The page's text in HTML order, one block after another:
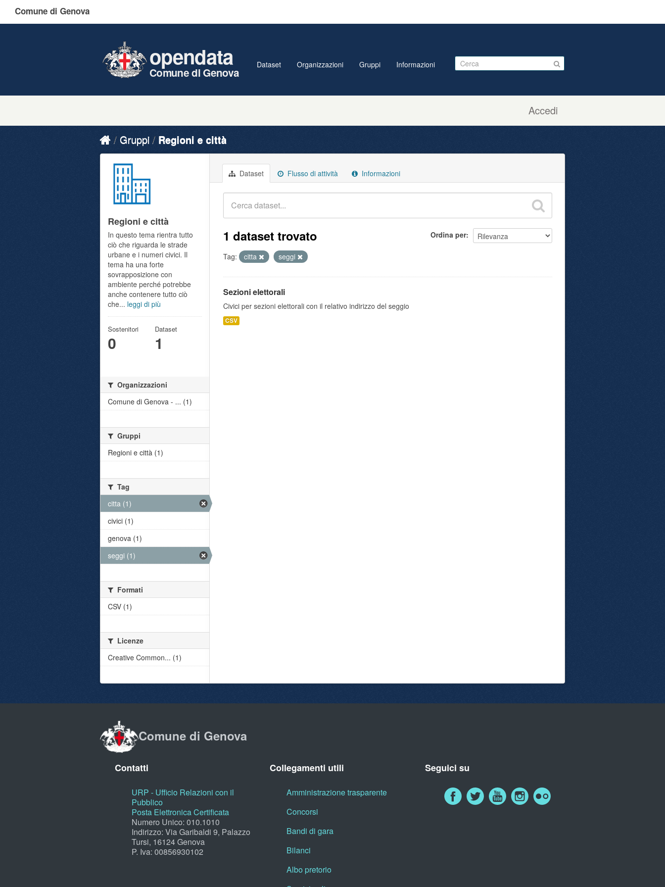
Comune di Genova
Accedi
opendata
Comune di Genova
Dataset Organizzazioni Gruppi Informazioni
Gruppi Regioni e città
Dataset Flusso di attività Informazioni
Ordina per
1 dataset trovato
Tag: citta seggi
Sezioni elettorali
Civici per sezioni elettorali con il relativo indirizzo del seggio
CSV
Regioni e città
In questo tema rientra tutto
ciò che riguarda le strade
urbane e i numeri civici. Il
tema ha una forte
sovrapposizione con
ambiente perché potrebbe
anche contenere tutto ciò
che... leggi di più
Sostenitori
0
Dataset
1
Organizzazioni
Comune di Genova - ... (1)
Gruppi
Regioni e città (1)
Tag
citta (1)
civici (1)
genova (1)
seggi (1)
Formati
CSV (1)
Licenze
Creative Common... (1)
Comune di Genova
Contatti
URP - Ufficio Relazioni con il
Pubblico
Posta Elettronica Certificata
Numero Unico: 010.1010
Indirizzo: Via Garibaldi 9, Palazzo
Tursi, 16124 Genova
P. Iva: 00856930102
Collegamenti utili
Amministrazione trasparente
Concorsi
Bandi di gara
Bilanci
Albo pretorio
Seguici su